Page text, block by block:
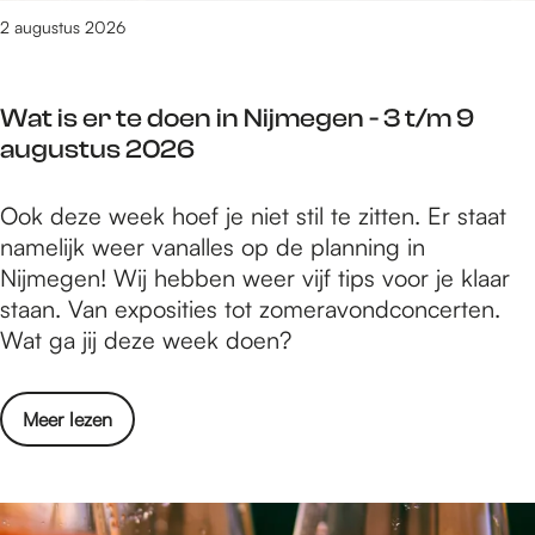
t
a
r
s
s
s
e
v
o
l
g
e
i
n
i
r
h
o
s
e
n
c
u
s
u
e
Wat is er te doen in Nijmegen - 3 t/m 9
augustus 2026
2 augustus 2026
W
a
t
i
s
r
t
o
Ook deze week hoef je niet stil te zitten. Er staat
namelijk weer vanalles op de planning in
Nijmegen! Wij hebben weer vijf tips voor je klaar
staan. Van exposities tot zomeravondconcerten.
Wat ga jij deze week doen?
Meer lezen
o
v